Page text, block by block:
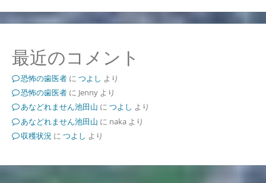
最近のコメント
恐怖の歯医者に つよし より
恐怖の歯医者に Jennyより
あなどれません池田山 に つよし より
あなどれません池田山 に nakaより
収穫状況に つよし より